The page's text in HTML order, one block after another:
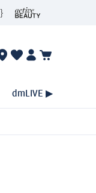
dmLIVE ▶